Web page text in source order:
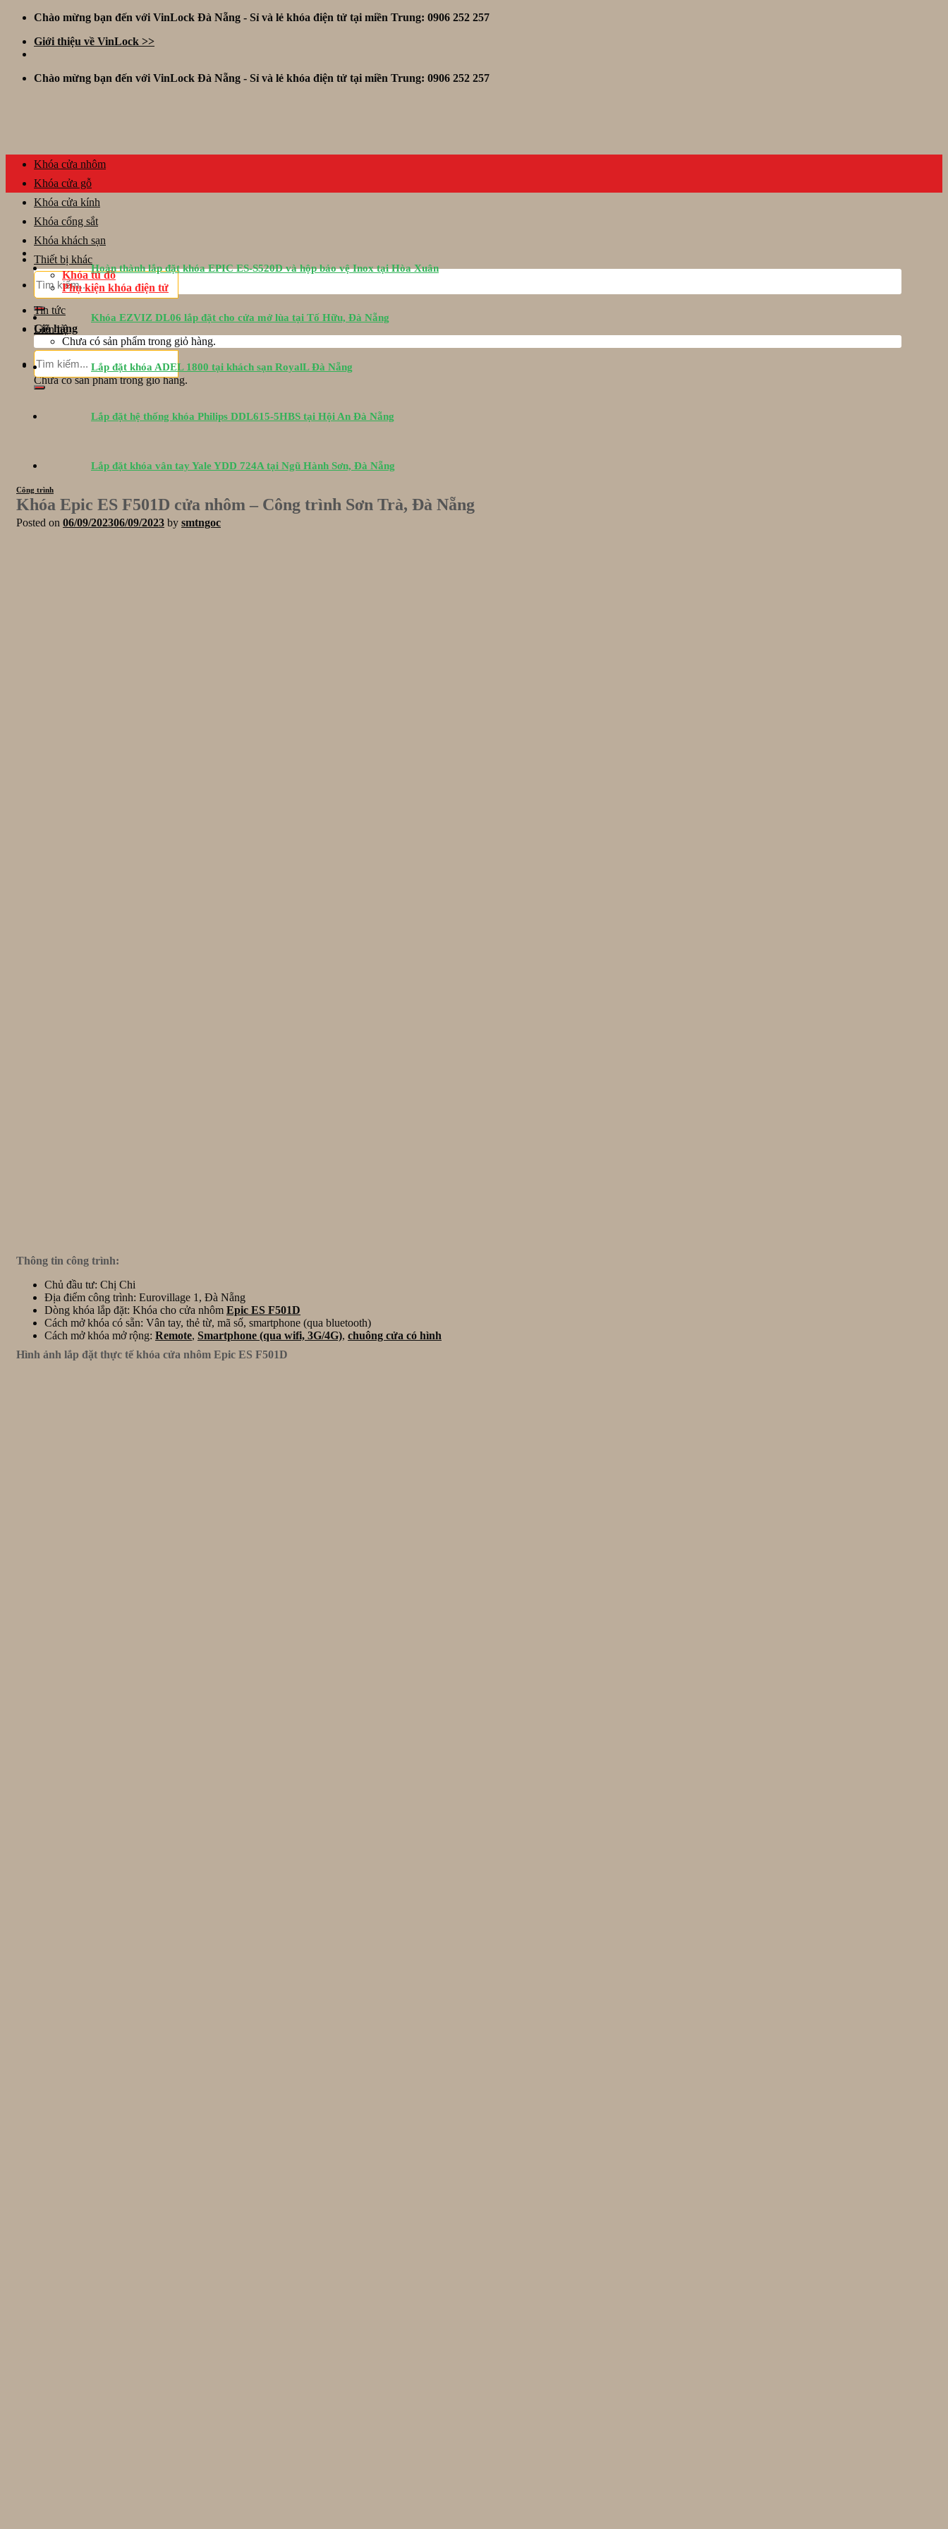
Skip
content
Chào mừng bạn đến với VinLock Đà Nẵng - Sỉ và lẻ khóa điện tử tại miền Trung: 0906 252 257
Giới thiệu về VinLock >>
Chào mừng bạn đến với VinLock Đà Nẵng - Sỉ và lẻ khóa điện tử tại miền Trung: 0906 252 257
Tìm
kiếm:
Giỏ hàng
Chưa có sản phẩm trong giỏ hàng.
Giỏ hàng
Chưa có sản phẩm trong giỏ hàng.
Khóa cửa nhôm
Khóa cửa gỗ
Khóa cửa kính
Khóa cổng sắt
Khóa khách sạn
Thiết bị khác
Khóa tủ đồ
Phụ kiện khóa điện tử
Tin tức
Liên hệ
Tìm
kiếm:
Hoàn thành lắp đặt khóa EPIC ES-S520D và hộp bảo vệ Inox tại Hòa Xuân
Khóa EZVIZ DL06 lắp đặt cho cửa mở lùa tại Tố Hữu, Đà Nẵng
Lắp đặt khóa ADEL 1800 tại khách sạn RoyalL Đà Nẵng
Lắp đặt hệ thống khóa Philips DDL615-5HBS tại Hội An Đà Nẵng
Lắp đặt khóa vân tay Yale YDD 724A tại Ngũ Hành Sơn, Đà Nẵng
Công trình
Khóa Epic ES F501D cửa nhôm – Công trình Sơn Trà, Đà Nẵng
Posted on 06/09/202306/09/2023 by smtngoc
Thông tin công trình:
Chủ đầu tư: Chị Chi
Địa điểm công trình: Eurovillage 1, Đà Nẵng
Dòng khóa lắp đặt: Khóa cho cửa nhôm Epic ES F501D
Cách mở khóa có sẵn: Vân tay, thẻ từ, mã số, smartphone (qua bluetooth)
Cách mở khóa mở rộng: Remote, Smartphone (qua wifi, 3G/4G), chuông cửa có hình
Hình ảnh lắp đặt thực tế khóa cửa nhôm Epic ES F501D